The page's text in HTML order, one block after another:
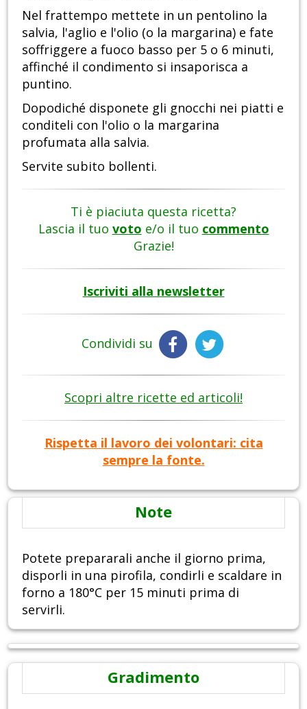
Nel frattempo mettete in un pentolino la
salvia, l'aglio e l'olio (o la margarina) e fate
soffriggere a fuoco basso per 5 o 6 minuti,
affinché il condimento si insaporisca a
puntino.
Dopodiché disponete gli gnocchi nei piatti e
conditeli con l'olio o la margarina
profumata alla salvia.
Servite subito bollenti.
Ti è piaciuta questa ricetta?
Lascia il tuo voto e/o il tuo commento
Grazie!
Iscriviti alla newsletter
Condividi su
Scopri altre ricette ed articoli!
Rispetta il lavoro dei volontari: cita
sempre la fonte.
Note
Potete prepararali anche il giorno prima,
disporli in una pirofila, condirli e scaldare in
forno a 180°C per 15 minuti prima di
servirli.
Gradimento